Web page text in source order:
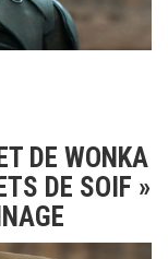
DE WONKA
DE SOIF »